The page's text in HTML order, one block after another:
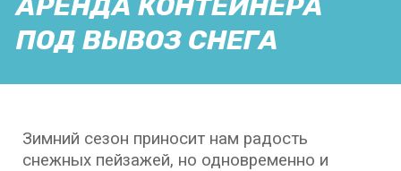
ПОД ВЫВОЗ СНЕГА
Зимний сезон приносит нам радость
снежных пейзажей, но одновременно и